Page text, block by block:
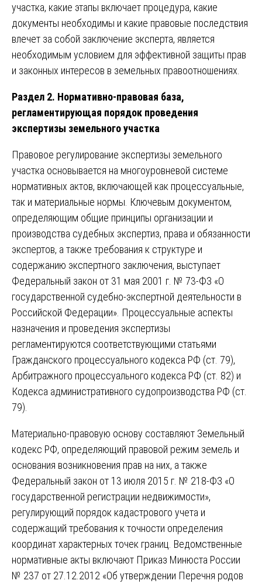
участка, какие этапы включает процедура, какие
документы необходимы и какие правовые последствия
влечет за собой заключение эксперта, является
необходимым условием для эффективной защиты прав
и законных интересов в земельных правоотношениях.
Раздел 2. Нормативно-правовая база,
регламентирующая порядок проведения
экспертизы земельного участка
Правовое регулирование экспертизы земельного
участка основывается на многоуровневой системе
нормативных актов, включающей как процессуальные,
так и материальные нормы. Ключевым документом,
определяющим общие принципы организации и
производства судебных экспертиз, права и обязанности
экспертов, а также требования к структуре и
содержанию экспертного заключения, выступает
Федеральный закон от 31 мая 2001 г. № 73-ФЗ «О
государственной судебно-экспертной деятельности в
Российской Федерации». Процессуальные аспекты
назначения и проведения экспертизы
регламентируются соответствующими статьями
Гражданского процессуального кодекса РФ (ст. 79),
Арбитражного процессуального кодекса РФ (ст. 82) и
Кодекса административного судопроизводства РФ (ст.
79).
Материально-правовую основу составляют Земельный
кодекс РФ, определяющий правовой режим земель и
основания возникновения прав на них, а также
Федеральный закон от 13 июля 2015 г. № 218-ФЗ «О
государственной регистрации недвижимости»,
регулирующий порядок кадастрового учета и
содержащий требования к точности определения
координат характерных точек границ. Ведомственные
нормативные акты включают Приказ Минюста России
№ 237 от 27.12.2012 «Об утверждении Перечня родов